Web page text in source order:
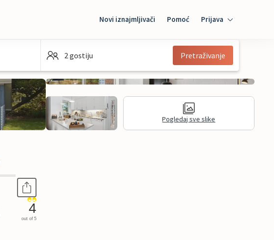
Novi iznajmljivači Pomoć Prijava
Mybooking
2 gostiju Pretraživanje
Pogledaj sve slike
4
out of 5